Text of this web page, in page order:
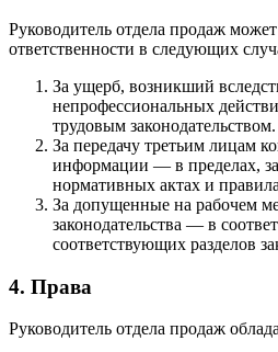
Руководитель отдела продаж
ответственности в следующих
За ущерб, возникший
непрофессиональных
трудовым законодательством.
За передачу третьим лицам
информации — в пределах,
нормативных актах и
За допущенные на рабочем
законодательства — в
соответствующих разделов
4. Права
Руководитель отдела продаж